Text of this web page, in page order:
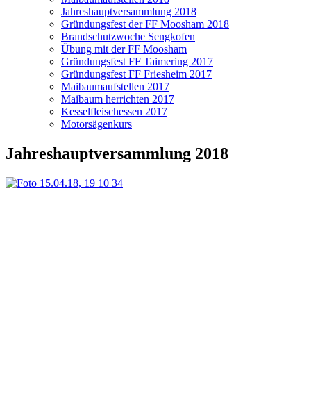
Jahreshauptversammlung 2018
Gründungsfest der FF Moosham 2018
Brandschutzwoche Sengkofen
Übung mit der FF Moosham
Gründungsfest FF Taimering 2017
Gründungsfest FF Friesheim 2017
Maibaumaufstellen 2017
Maibaum herrichten 2017
Kesselfleischessen 2017
Motorsägenkurs
Jahreshauptversammlung 2018